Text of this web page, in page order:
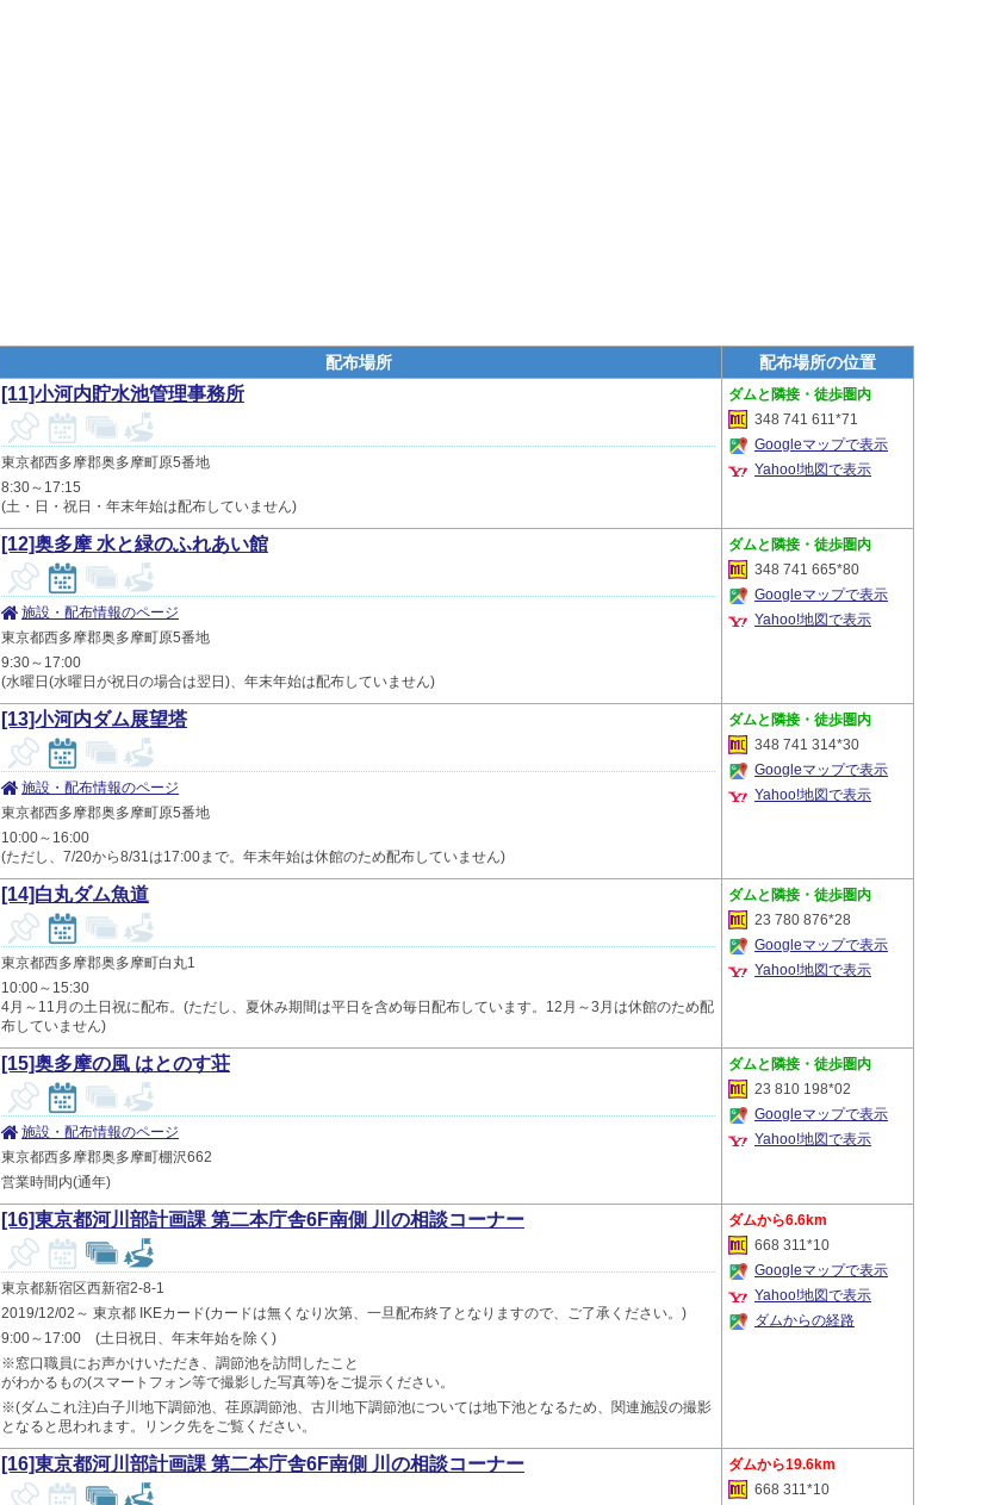
配布場所
配布場所の位置
[11]小河内貯水池管理事務所
東京都西多摩郡奥多摩町原5番地
8:30～17:15
(土・日・祝日・年末年始は配布していません)
隣接・徒歩圏内
348 741 611*71
Googleマップで表示
Yahoo!地図で表示
[12]奥多摩 水と緑のふれあい館
施設・配布情報のページ
東京都西多摩郡奥多摩町原5番地
9:30～17:00
(水曜日(水曜日が祝日の場合は翌日)、年末年始は配布していません)
隣接・徒歩圏内
348 741 665*80
Googleマップで表示
Yahoo!地図で表示
[13]小河内ダム展望塔
施設・配布情報のページ
東京都西多摩郡奥多摩町原5番地
10:00～16:00
(ただし、7/20から8/31は17:00まで。年末年始は休館のため配布していません)
隣接・徒歩圏内
348 741 314*30
Googleマップで表示
Yahoo!地図で表示
[14]白丸ダム魚道
東京都西多摩郡奥多摩町白丸1
10:00～15:30
4月～11月の土日祝に配布。(ただし、夏休み期間は平日を含め毎日配布しています。12月～3月は休館のため配
布していません)
隣接・徒歩圏内
23 780 876*28
Googleマップで表示
Yahoo!地図で表示
[15]奥多摩の風 はとのす荘
施設・配布情報のページ
東京都西多摩郡奥多摩町棚沢662
営業時間内(通年)
隣接・徒歩圏内
23 810 198*02
Googleマップで表示
Yahoo!地図で表示
[16]東京都河川部計画課 第二本庁舎6F南側 川の相談コーナー
東京都新宿区西新宿2-8-1
2019/12/02～ 東京都 IKEカード(カードは無くなり次第、一旦配布終了となりますので、ご了承ください。)
9:00～17:00 (土日祝日、年末年始を除く)
※窓口職員にお声かけいただき、調節池を訪問したこと
がわかるもの(スマートフォン等で撮影した写真等)をご提示ください。
※(ダムこれ注)白子川地下調節池、荏原調節池、古川地下調節池については地下池となるため、関連施設の撮影
となると思われます。リンク先をご覧ください。
6.6km
668 311*10
Googleマップで表示
Yahoo!地図で表示
ダムからの経路
[16]東京都河川部計画課 第二本庁舎6F南側 川の相談コーナー
19.6km
668 311*10